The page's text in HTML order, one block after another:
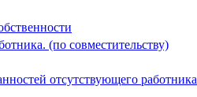
(по совместительству)
отсутствующего работника